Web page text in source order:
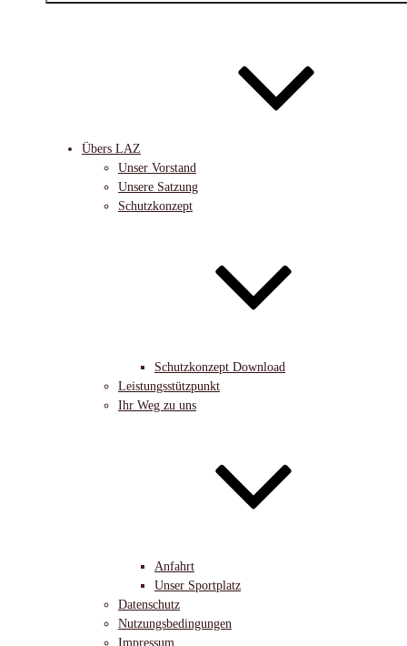
Übers LAZ
Unser Vorstand
Unsere Satzung
Schutzkonzept
Schutzkonzept Download
Leistungsstützpunkt
Ihr Weg zu uns
Anfahrt
Unser Sportplatz
Datenschutz
Nutzungsbedingungen
Impressum